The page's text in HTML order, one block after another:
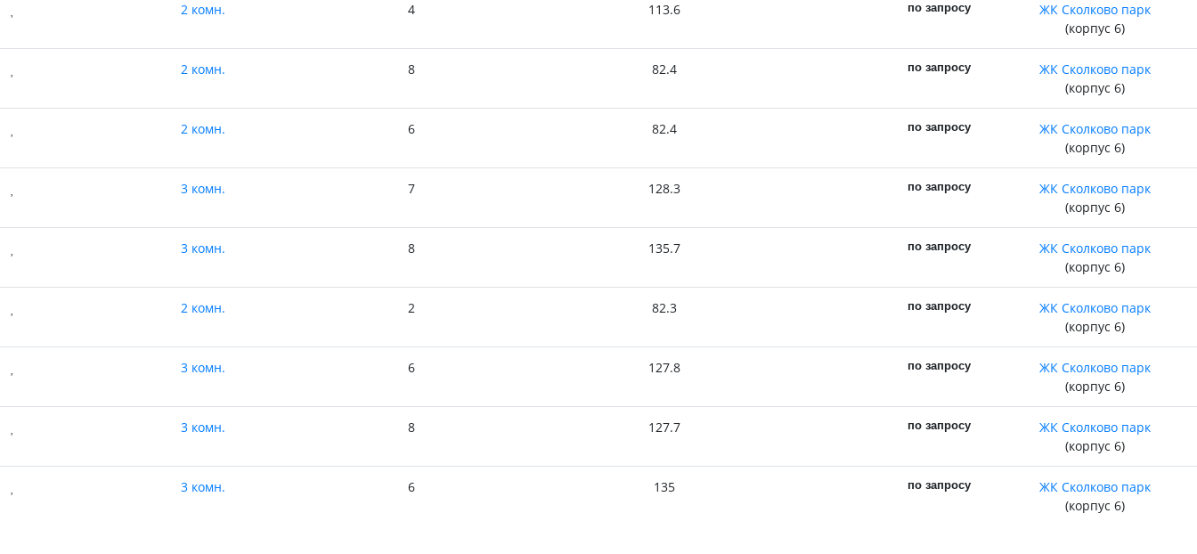
2 комн. 4 113.6 по запросу
ЖК Сколково парк
(корпус 6)
2 комн. 8 82.4 по запросу
ЖК Сколково парк
(корпус 6)
2 комн. 6 82.4 по запросу
ЖК Сколково парк
(корпус 6)
3 комн. 7 128.3 по запросу
ЖК Сколково парк
(корпус 6)
3 комн. 8 135.7 по запросу
ЖК Сколково парк
(корпус 6)
2 комн. 2 82.3 по запросу
ЖК Сколково парк
(корпус 6)
3 комн. 6 127.8 по запросу
ЖК Сколково парк
(корпус 6)
3 комн. 8 127.7 по запросу
ЖК Сколково парк
(корпус 6)
3 комн. 6 135 по запросу
ЖК Сколково парк
(корпус 6)